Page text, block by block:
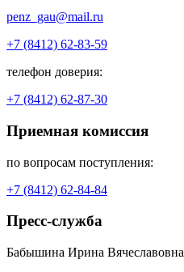
penz_gau@mail.ru
+7 (8412) 62-83-59
телефон доверия:
+7 (8412) 62-87-30
Приемная комиссия
по вопросам поступления:
+7 (8412) 62-84-84
Пресс-служба
Бабышина Ирина Вячеславовна